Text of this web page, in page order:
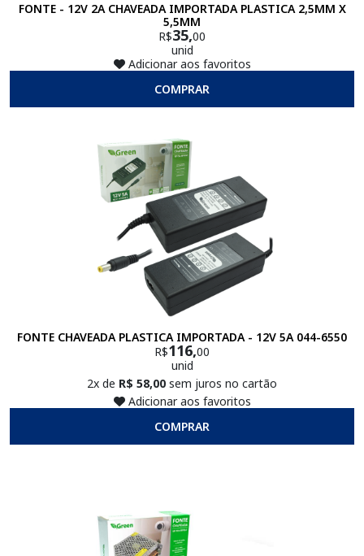
FONTE - 12V 2A CHAVEADA IMPORTADA PLASTICA 2,5MM X
5,5MM
R$35,00
unid
Adicionar aos favoritos
COMPRAR
FONTE CHAVEADA PLASTICA IMPORTADA - 12V 5A 044-6550
R$116,00
unid
2x de R$ 58,00 sem juros no cartão
Adicionar aos favoritos
COMPRAR